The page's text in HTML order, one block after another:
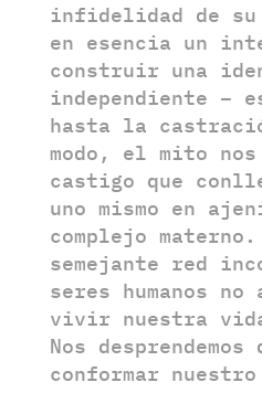
infidelidad de
en esencia un
construir una
independiente –
hasta la
modo, el mito
castigo que
uno mismo en
complejo
semejante red
seres humanos no
vivir nuestra
Nos
conformar